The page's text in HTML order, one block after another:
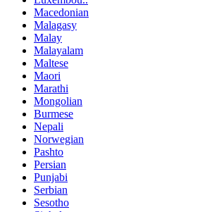
Macedonian
Malagasy
Malay
Malayalam
Maltese
Maori
Marathi
Mongolian
Burmese
Nepali
Norwegian
Pashto
Persian
Punjabi
Serbian
Sesotho